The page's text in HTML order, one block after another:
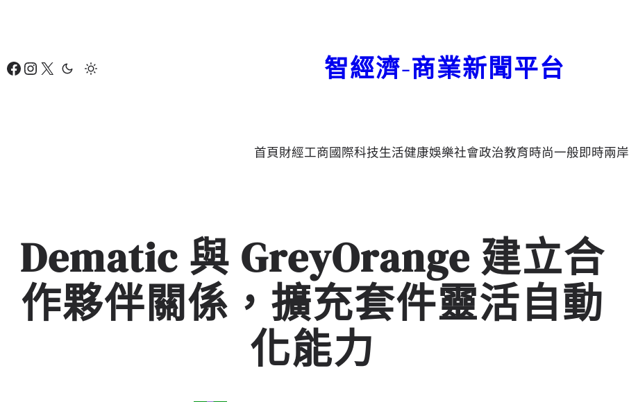
要
Facebook Instagram X 智經濟-商業新聞平台
首頁財經工商國際科技生活健康娛樂社會政治教育時尚一般即時兩岸
Dematic 與 GreyOrange 建立合
作夥伴關係，擴充套件靈活自動
化能力